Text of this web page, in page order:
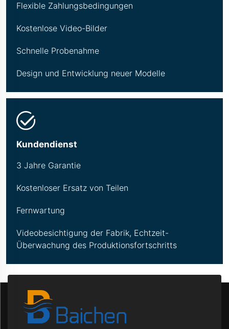
Flexible Zahlungsbedingungen
Kostenlose Video-Bilder
Schnelle Probenahme
Design und Entwicklung neuer Modelle
Kundendienst
3 Jahre Garantie
Kostenloser Ersatz von Teilen
Fernwartung
Videobesichtigung der Fabrik, Echtzeit-
Überwachung des Produktionsfortschritts